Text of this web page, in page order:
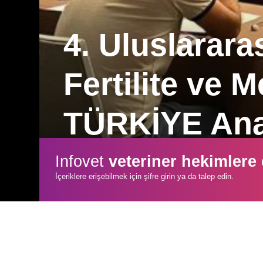
4.
Fertilite ve
TÜRKİYE
4. Uluslararası Çiftlik Hayvanlarında
Kongreye, başta TÜRKİYE olmak
Infovetveteriner hekimlere
İçeriklere erişebilmek için şifre girin ya da talep edin.